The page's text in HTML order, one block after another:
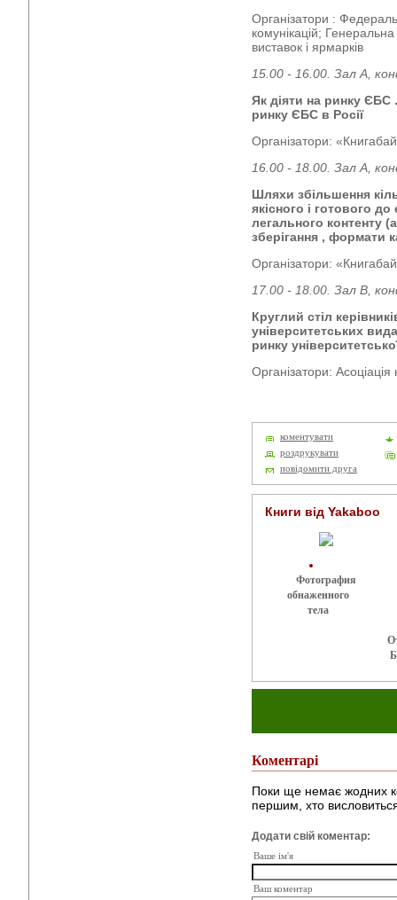
Організатори :
комунікацій;
виставок і ярмарків
15.00 - 16.00. Зал А,
Як діяти на ринку
ринку ЄБС в Росії
Організатори:
16.00 - 18.00. Зал А,
Шляхи збільшення
якісного і готового
легального контенту
зберігання , формати
Організатори:
17.00 - 18.00. Зал В,
Круглий стіл
університетських
ринку
Організатори: Асоціація
коментувати
роздрукувати
повідомити друга
Книги від Yakaboo
Фотография
обнаженного
тела
Коментарі
Поки ще немає жодних
першим, хто
Додати свій коментар:
Ваше ім'я
Ваш коментар